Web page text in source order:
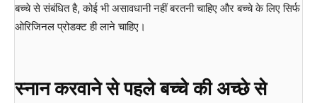
बच्चे से संबंधित है, कोई भी असावधानी नहीं बरतनी चाहिए और बच्चे के लिए सिर्फ
ओरिजिनल प्रोडक्ट ही लाने चाहिए।
स्नान करवाने से पहले बच्चे की अच्छे से